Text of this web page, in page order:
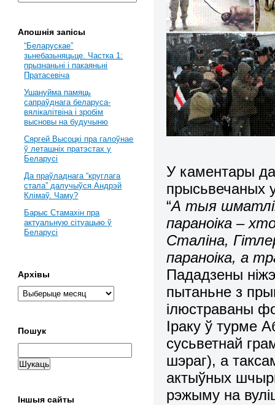
У каментары
прысьвечаных
“А тыя
параноіка –
Сталіна,
параноіка, а
Пададзены
пытаньне з
ілюстраваны
Іраку ў турме
сусьветнай
шэраг), а
актыўных
рэжыму на
Апошнія запісы
“Беларускае”
зьнебазьняцьце. Частка 1:
прызнаньні і пакаяньні
Пратасевіча
Ушануйма памяць
сапраўднага беларуса-
вялікалітвіна і зробім
высновы на будучыню
Сяргей Высоцкі пра галоўнае
ў леташніх пратэстах у
Беларусі
Да праўладнага “круглага
стала” далучыўся Андрэй
Клімаў. Чаму?
Барыс Стамахін пра
актуальную сітуацыю ў
Беларусі
Архівы
Пошук
Іншыя сайты